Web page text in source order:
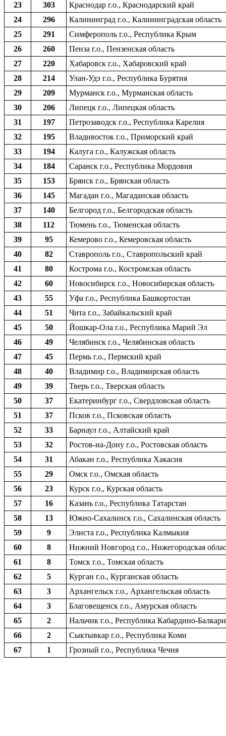
23
303
Краснодар г.о., Краснодарский край
24
296
Калининград г.о., Калининградская область
25
291
Симферополь г.о., Республика Крым
26
260
Пенза г.о., Пензенская область
27
220
Хабаровск г.о., Хабаровский край
28
214
Улан-Удэ г.о., Республика Бурятия
29
209
Мурманск г.о., Мурманская область
30
206
Липецк г.о., Липецкая область
31
197
Петрозаводск г.о., Республика Карелия
32
195
Владивосток г.о., Приморский край
33
194
Калуга г.о., Калужская область
34
184
Саранск г.о., Республика Мордовия
35
153
Брянск г.о., Брянская область
36
145
Магадан г.о., Магаданская область
37
140
Белгород г.о., Белгородская область
38
112
Тюмень г.о., Тюменская область
39
95
Кемерово г.о., Кемеровская область
40
82
Ставрополь г.о., Ставропольский край
41
80
Кострома г.о., Костромская область
42
60
Новосибирск г.о., Новосибирская область
43
55
Уфа г.о., Республика Башкортостан
44
51
Чита г.о., Забайкальский край
45
50
Йошкар-Ола г.о., Республика Марий Эл
46
49
Челябинск г.о., Челябинская область
47
45
Пермь г.о., Пермский край
48
40
Владимир г.о., Владимирская область
49
39
Тверь г.о., Тверская область
50
37
Екатеринбург г.о., Свердловская область
51
37
Псков г.о., Псковская область
52
33
Барнаул г.о., Алтайский край
53
32
Ростов-на-Дону г.о., Ростовская область
54
31
Абакан г.о., Республика Хакасия
55
29
Омск г.о., Омская область
56
23
Курск г.о., Курская область
57
16
Казань г.о., Республика Татарстан
58
13
Южно-Сахалинск г.о., Сахалинская область
59
9
Элиста г.о., Республика Калмыкия
60
8
Нижний Новгород г.о., Нижегородская
61
8
Томск г.о., Томская область
62
5
Курган г.о., Курганская область
63
3
Архангельск г.о., Архангельская область
64
3
Благовещенск г.о., Амурская область
65
2
Нальчик г.о., Республика Кабардино-
66
2
Сыктывкар г.о., Республика Коми
67
1 Грозный г.о., Республика Чечня